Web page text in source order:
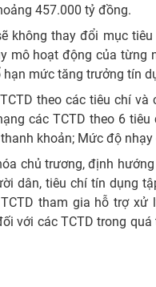
457.000 tỷ đồng.
không thay đổi mục
mô hoạt động của
mức tăng trưởng tín
theo các tiêu chí
các TCTD theo 6
khoản; Mức độ
chủ trương, định
dân, tiêu chí tín dụng
tham gia hỗ trợ
với các TCTD trong